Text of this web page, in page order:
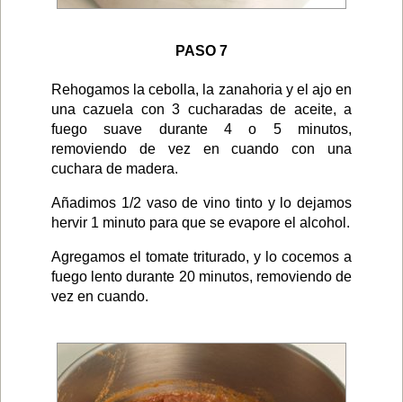
PASO 7
Rehogamos la cebolla, la zanahoria y el ajo en
una cazuela con 3 cucharadas de aceite, a
fuego suave durante 4 o 5 minutos,
removiendo de vez en cuando con una
cuchara de madera.
Añadimos 1/2 vaso de vino tinto y lo dejamos
hervir 1 minuto para que se evapore el alcohol.
Agregamos el tomate triturado, y lo cocemos a
fuego lento durante 20 minutos, removiendo de
vez en cuando.